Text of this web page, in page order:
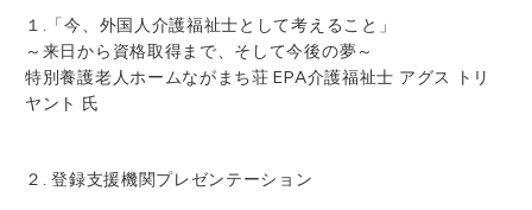
１.「今、外国人介護福祉士として考えること」
～来日から資格取得まで、そして今後の夢～
特別養護老人ホームながまち荘 EPA介護福祉士 アグス トリ
ヤント 氏
２. 登録支援機関プレゼンテーション